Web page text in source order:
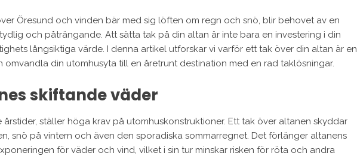
Öresund och vinden bär med sig löften om regn och snö, blir behovet av en
och påträngande. Att sätta tak på din altan är inte bara en investering i din
långsiktiga värde. I denna artikel utforskar vi varför ett tak över din altan är en
din utomhusyta till en åretrunt destination med en rad taklösningar.
skiftande väder
årstider, ställer höga krav på utomhuskonstruktioner. Ett tak över altanen skyddar
snö på vintern och även den sporadiska sommarregnet. Det förlänger altanens
för väder och vind, vilket i sin tur minskar risken för röta och andra